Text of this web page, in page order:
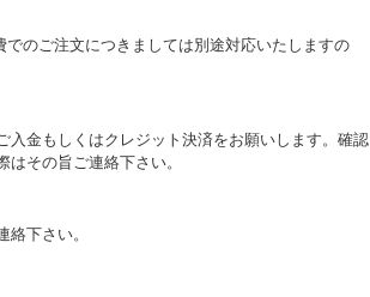
のご注文につきましては別途対応いたしますの
金もしくはクレジット決済をお願いします。確認
その旨ご連絡下さい。
下さい。